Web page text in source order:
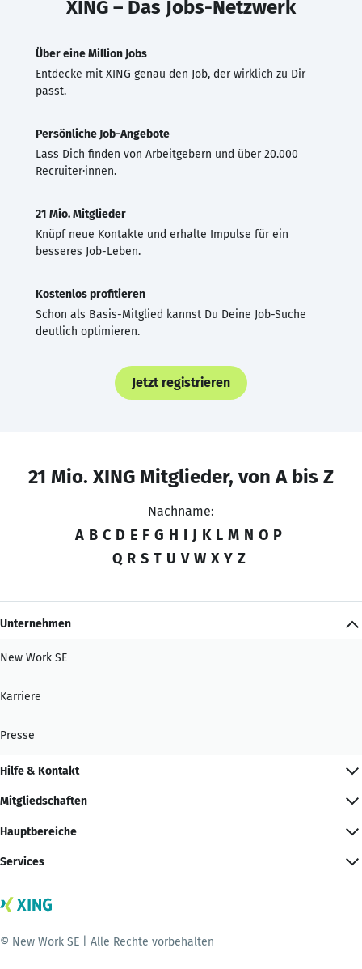
XING – Das Jobs-Netzwerk
Über eine Million Jobs
Entdecke mit XING genau den Job, der wirklich zu Dir
passt.
Persönliche Job-Angebote
Lass Dich finden von Arbeitgebern und über 20.000
Recruiter·innen.
21 Mio. Mitglieder
Knüpf neue Kontakte und erhalte Impulse für ein
besseres Job-Leben.
Kostenlos profitieren
Schon als Basis-Mitglied kannst Du Deine Job-Suche
deutlich optimieren.
Jetzt registrieren
21 Mio. XING Mitglieder, von A bis Z
Nachname:
A B C D E F G H I J K L M N O P
Q R S T U V W X Y Z
Unternehmen
New Work SE
Karriere
Presse
Hilfe & Kontakt
Mitgliedschaften
Hauptbereiche
Services
© New Work SE | Alle Rechte vorbehalten